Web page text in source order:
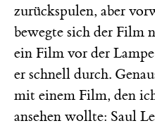
zurückspulen, aber
bewegte sich der Film
ein Film vor der
er schnell durch.
mit einem Film, den
ansehen wollte: Saul